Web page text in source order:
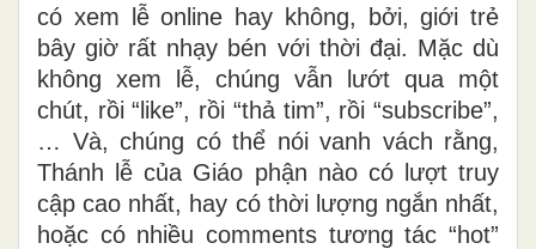
có xem lễ online hay không, bởi, giới trẻ
bây giờ rất nhạy bén với thời đại. Mặc dù
không xem lễ, chúng vẫn lướt qua một
chút, rồi “like”, rồi “thả tim”, rồi “subscribe”,
… Và, chúng có thể nói vanh vách rằng,
Thánh lễ của Giáo phận nào có lượt truy
cập cao nhất, hay có thời lượng ngắn nhất,
hoặc có nhiều comments tương tác “hot”